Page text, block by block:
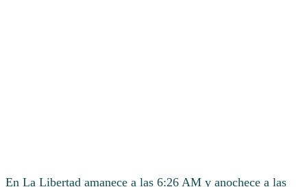
En La Libertad amanece a las 6:26 AM y anochece a las